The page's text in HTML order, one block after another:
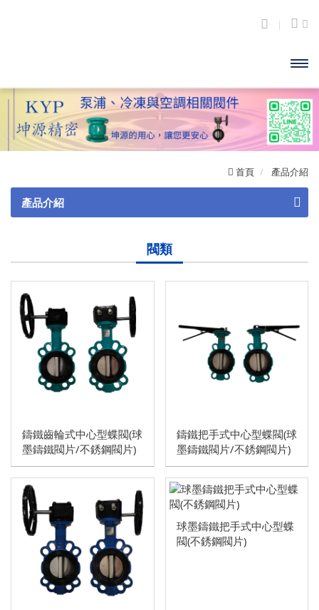
主選
單
首頁 產品介紹
產品介紹
黃銅
鑄鐵
球墨鑄鐵
不銹鋼
KYP端吸聯軸離心式泵浦
壓力錶
溫度計
閥類
鑄鐵齒輪式中心型蝶閥(球
墨鑄鐵閥片/不銹鋼閥片)
鑄鐵把手式中心型蝶閥(球
墨鑄鐵閥片/不銹鋼閥片)
球墨鑄鐵把手式中心型蝶
閥(不銹鋼閥片)